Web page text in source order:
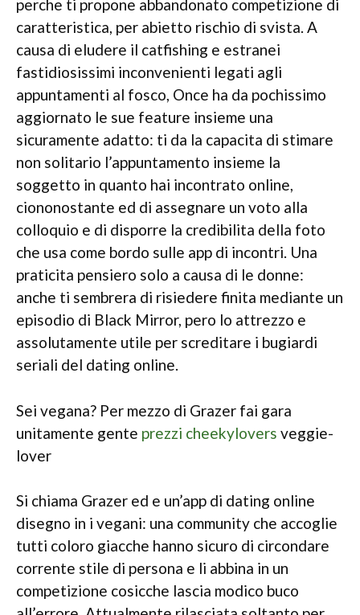
perche ti propone abbandonato competizione di
caratteristica, per abietto rischio di svista. A
causa di eludere il catfishing e estranei
fastidiosissimi inconvenienti legati agli
appuntamenti al fosco, Once ha da pochissimo
aggiornato le sue feature insieme una
sicuramente adatto: ti da la capacita di stimare
non solitario l’appuntamento insieme la
soggetto in quanto hai incontrato online,
ciononostante ed di assegnare un voto alla
colloquio e di disporre la credibilita della foto
che usa come bordo sulle app di incontri. Una
praticita pensiero solo a causa di le donne:
anche ti sembrera di risiedere finita mediante un
episodio di Black Mirror, pero lo attrezzo e
assolutamente utile per screditare i bugiardi
seriali del dating online.
Sei vegana? Per mezzo di Grazer fai gara
unitamente gente prezzi cheekylovers veggie-
lover
Si chiama Grazer ed e un’app di dating online
disegno in i vegani: una community che accoglie
tutti coloro giacche hanno sicuro di circondare
corrente stile di persona e li abbina in un
competizione cosicche lascia modico buco